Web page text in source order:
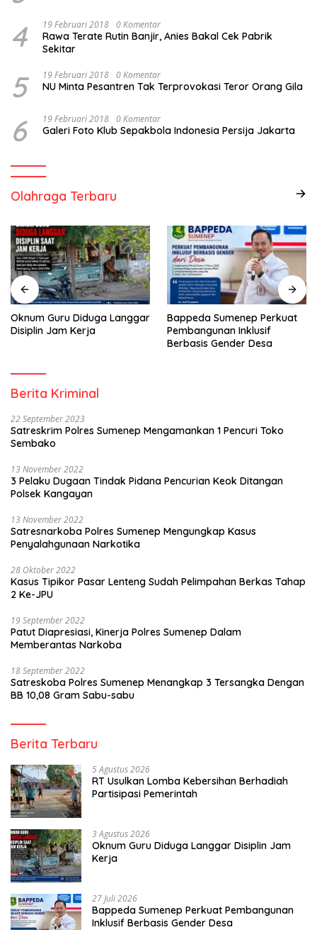
4
19 Februari 2018 0 Komentar
Rawa Terate Rutin Banjir, Anies Bakal Cek Pabrik
Sekitar
5 19 Februari 2018 0 Komentar
NU Minta Pesantren Tak Terprovokasi Teror Orang Gila
6 19 Februari 2018 0 Komentar
Galeri Foto Klub Sepakbola Indonesia Persija Jakarta
Olahraga Terbaru
Oknum Guru Diduga Langgar
Disiplin Jam Kerja
Bappeda Sumenep Perkuat
Pembangunan Inklusif
Berbasis Gender Desa
Berita Kriminal
22 September 2023
Satreskrim Polres Sumenep Mengamankan 1 Pencuri Toko
Sembako
13 November 2022
3 Pelaku Dugaan Tindak Pidana Pencurian Keok Ditangan
Polsek Kangayan
13 November 2022
Satresnarkoba Polres Sumenep Mengungkap Kasus
Penyalahgunaan Narkotika
28 Oktober 2022
Kasus Tipikor Pasar Lenteng Sudah Pelimpahan Berkas Tahap
2 Ke-JPU
19 September 2022
Patut Diapresiasi, Kinerja Polres Sumenep Dalam
Memberantas Narkoba
18 September 2022
Satreskoba Polres Sumenep Menangkap 3 Tersangka Dengan
BB 10,08 Gram Sabu-sabu
Berita Terbaru
5 Agustus 2026
RT Usulkan Lomba Kebersihan Berhadiah
Partisipasi Pemerintah
3 Agustus 2026
Oknum Guru Diduga Langgar Disiplin Jam
Kerja
27 Juli 2026
Bappeda Sumenep Perkuat Pembangunan
Inklusif Berbasis Gender Desa